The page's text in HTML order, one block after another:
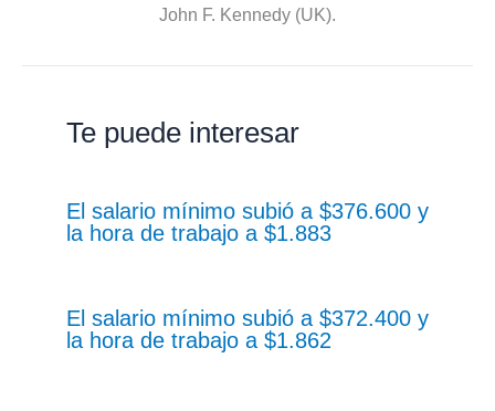
John F. Kennedy (UK).
Te puede interesar
El salario mínimo subió a $376.600 y
la hora de trabajo a $1.883
El salario mínimo subió a $372.400 y
la hora de trabajo a $1.862